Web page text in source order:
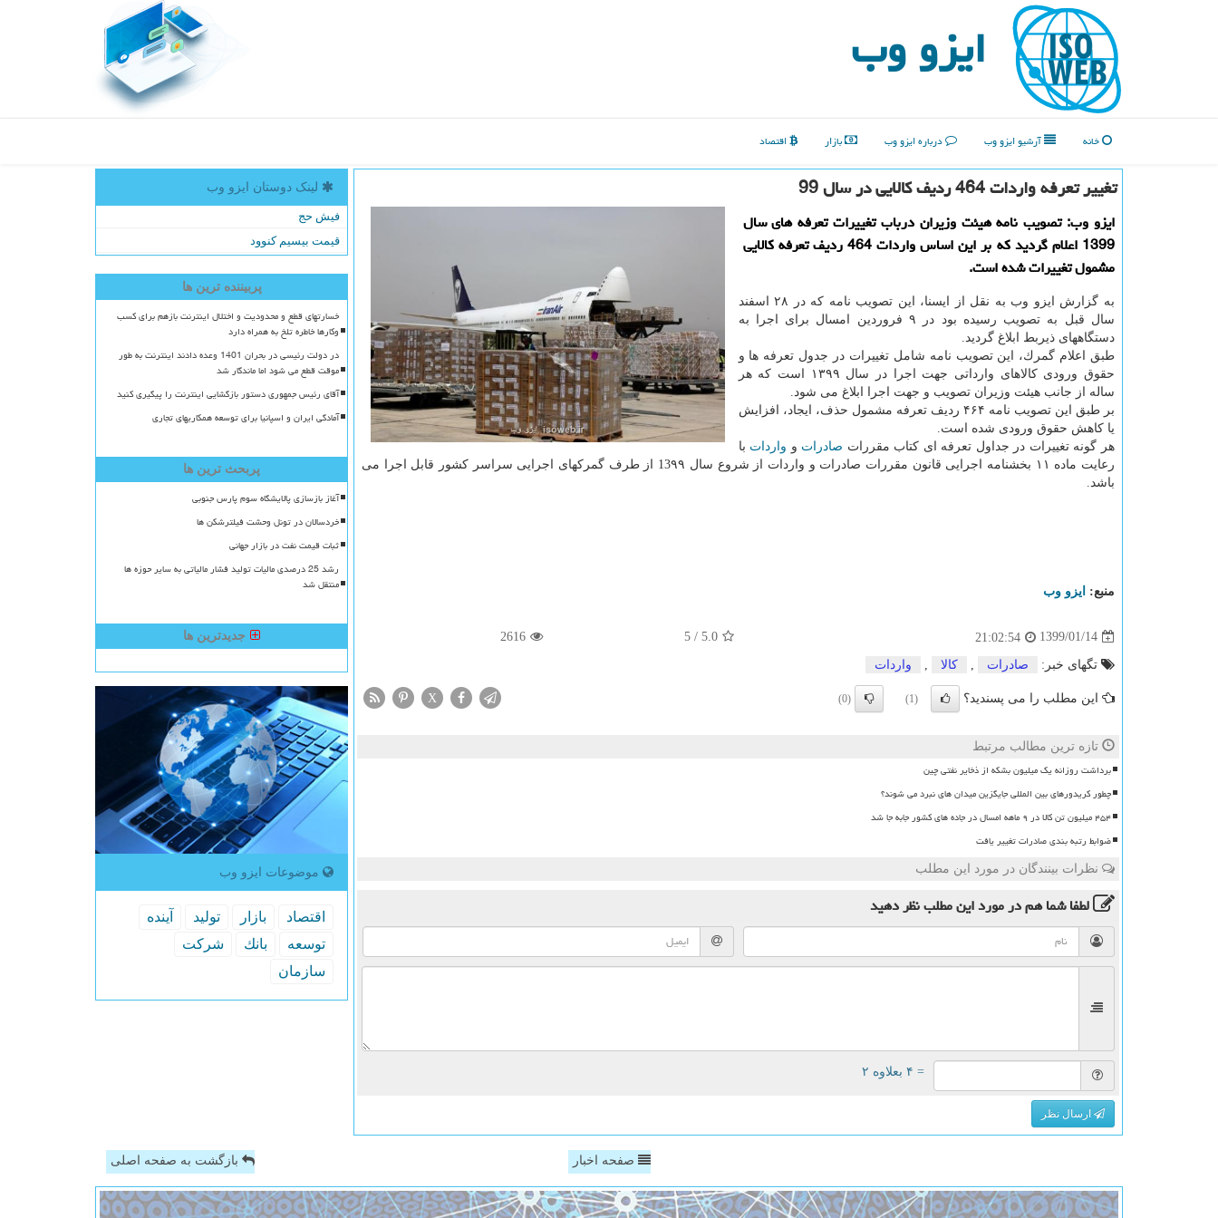
ایزو وب
خانه آرشیو ایزو وب درباره ایزو وب بازار اقتصاد
تغییر تعرفه واردات 464 ردیف كالایی در سال 99
ایزو وب: تصویب نامه هیئت وزیران درباب تغییرات تعرفه های سال
1399 اعلام گردید كه بر این اساس واردات 464 ردیف تعرفه كالایی
مشمول تغییرات شده است.
به گزارش ایزو وب به نقل از ایسنا، این تصویب نامه كه در ۲۸ اسفند
سال قبل به تصویب رسیده بود در ۹ فروردین امسال برای اجرا به
دستگاههای ذیربط ابلاغ گردید.
طبق اعلام گمرك، این تصویب نامه شامل تغییرات در جدول تعرفه ها و
حقوق ورودی كالاهای وارداتی جهت اجرا در سال ۱۳۹۹ است كه هر
ساله از جانب هیئت وزیران تصویب و جهت اجرا ابلاغ می شود.
بر طبق این تصویب نامه ۴۶۴ ردیف تعرفه مشمول حذف، ایجاد، افزایش
یا كاهش حقوق ورودی شده است.
هر گونه تغییرات در جداول تعرفه ای كتاب مقررات صادرات و واردات با
رعایت ماده ۱۱ بخشنامه اجرایی قانون مقررات صادرات و واردات از شروع سال 13۹۹ از طرف گمركهای اجرایی سراسر كشور قابل اجرا می
باشد.
منبع: ایزو وب
1399/01/14
21:02:54
5.0
/
5
2616
تگهای خبر: صادرات كالا واردات
این مطلب را می پسندید؟ (1)
(0)
X
تازه ترین مطالب مرتبط
برداشت روزانه یک میلیون بشکه از ذخایر نفتی چین
چطور کریدورهای بین المللی جایگزین میدان های نبرد می شوند؟
۴۵۴ میلیون تن کالا در ۹ ماهه امسال در جاده های کشور جابه جا شد
ضوابط رتبه بندی صادرات تغییر یافت
نظرات بینندگان در مورد این مطلب
لطفا شما همدر مورد این مطلبنظر دهید
= ۴ بعلاوه ۲
ارسال نظر
لینک دوستان ایزو وب
فیش حج
قیمت بیسیم کنوود
پربیننده ترین ها
خسارتهای قطع و محدودیت و اختلال اینترنت بازهم برای کسب
وکارها خاطره تلخ به همراه دارد
در دولت رئیسی در بحران 1401 وعده دادند اینترنت به طور
موقت قطع می شود اما ماندگار شد
آقای رئیس جمهوری دستور بازگشایی اینترنت را پیگیری کنید
آمادگی ایران و اسپانیا برای توسعه همکاریهای تجاری
پربحث ترین ها
آغاز بازسازی پالایشگاه سوم پارس جنوبی
خردسالان در تونل وحشت فیلترشکن ها
ثبات قیمت نفت در بازار جهانی
رشد 25 درصدی مالیات تولید فشار مالیاتی به سایر حوزه ها
منتقل شد
جدیدترین ها
موضوعات ایزو وب
اقتصاد بازار تولید
آینده
توسعه
بانك
شركت
سازمان
صفحه اخبار بازگشت به صفحه اصلی